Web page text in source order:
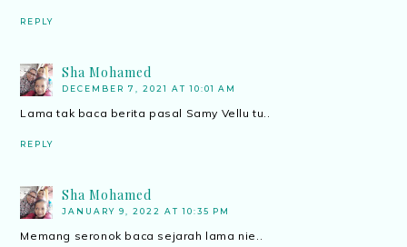
REPLY
Sha Mohamed
DECEMBER 7, 2021 AT 10:01 AM
Lama tak baca berita pasal Samy Vellu tu..
REPLY
Sha Mohamed
JANUARY 9, 2022 AT 10:35 PM
Memang seronok baca sejarah lama nie..